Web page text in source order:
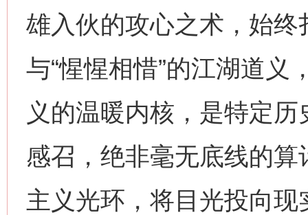
雄入伙的攻心之术，始终
与“惺惺相惜”的江湖道义
义的温暖内核，是特定
感召，绝非毫无底线的
主义光环，将目光投向